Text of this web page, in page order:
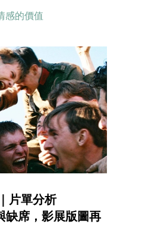
感的價值
片單分析
缺席，影展版圖再